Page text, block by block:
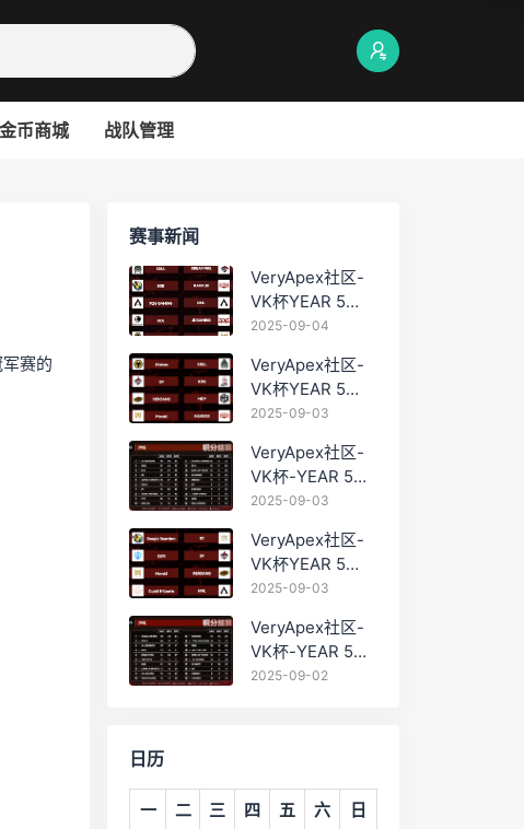
金币商城 战队管理
赛的
赛事新闻
VeryApex社区-
VK杯YEAR 5
PRO训练赛
2025-09-04
VeryApex社区-
VK杯YEAR 5
PRO训练赛
2025-09-03
VeryApex社区-
VK杯-YEAR 5
PRO训练赛
名积分：
2025-09-03
VeryApex社区-
VK杯YEAR 5
PRO训练赛
如图:
2025-09-03
VeryApex社区-
VK杯-YEAR 5
PRO训练赛
2025-09-02
日历
一 二 三 四 五 六 日